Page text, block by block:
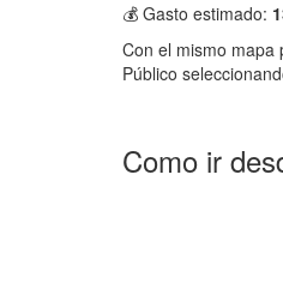
💰 Gasto estimado:
Con el mismo mapa
Público
Como ir